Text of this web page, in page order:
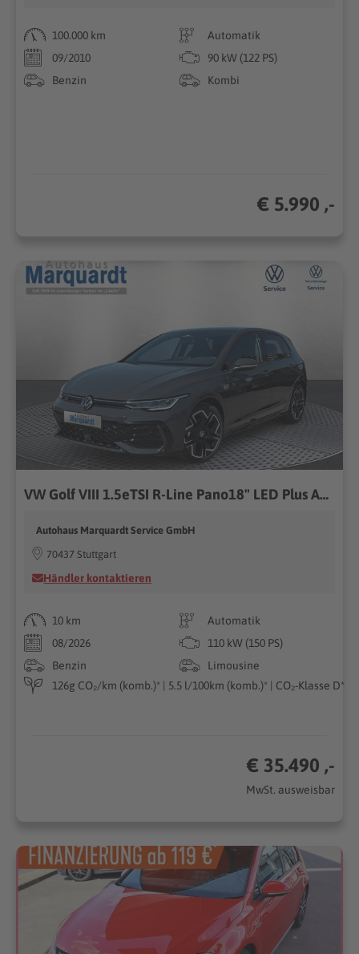
100.000 km
Automatik
09/2010
90 kW (122 PS)
Benzin
Kombi
€ 5.990 ,-
VW Golf VIII 1.5eTSI R-Line Pano18" LED Plus ACC
Autohaus Marquardt Service GmbH
70437 Stuttgart
Händler kontaktieren
10 km
Automatik
08/2026
110 kW (150 PS)
Benzin
Limousine
126g CO₂/km (komb.)* | 5.5 l/100km (komb.)* | CO₂-Klasse D*
€ 35.490 ,-
MwSt. ausweisbar